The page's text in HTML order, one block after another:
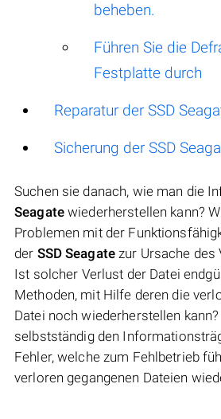
beheben.
Führen Sie die
Festplatte durch
Reparatur der SSD
Sicherung der SSD
Suchen sie danach, wie man die
Seagatewiederherstellen kann?
Problemen mit der
der SSD Seagate zur Ursache des
Ist solcher Verlust der Datei
Methoden, mit Hilfe deren die
Datei noch wiederherstellen
selbstständig den
Fehler, welche zum Fehlbetrieb
verloren gegangenen Dateien